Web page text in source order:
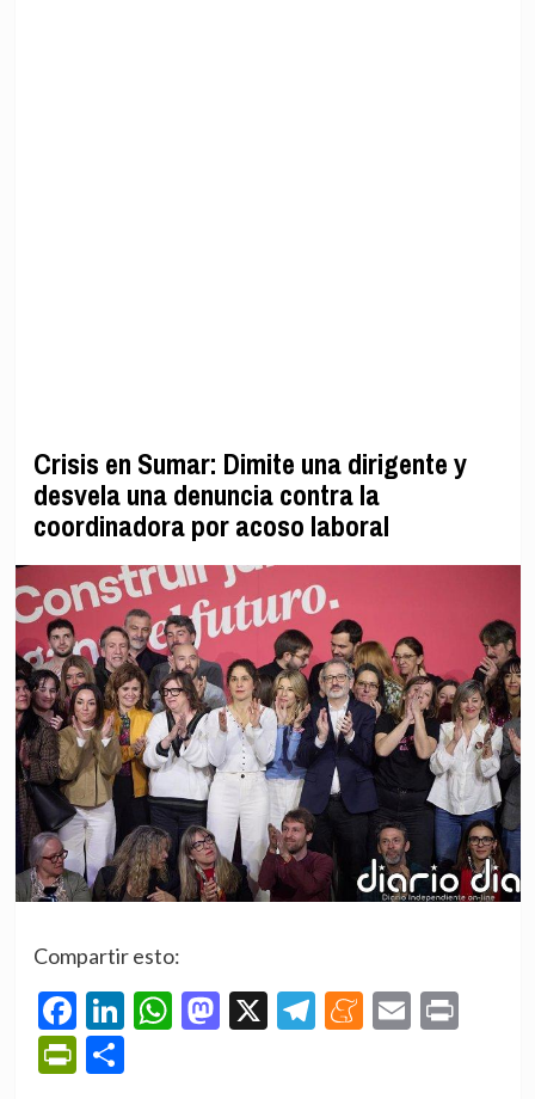
Crisis en Sumar: Dimite una dirigente y
desvela una denuncia contra la
coordinadora por acoso laboral
Compartir esto:
Facebook
LinkedIn
WhatsApp
Mastodon
X Telegram
Meneame
Email
PrintFriendly
Compartir